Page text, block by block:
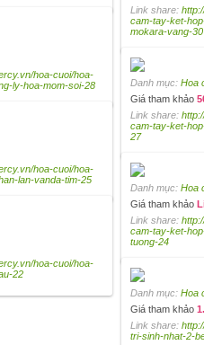
Link share:
cam-tay-ket-
mokara-vang-30
hoa-cuoi/hoa-
ly-hoa-mom-soi-28
Danh mục: Hoa
Giá tham khảo
Link share:
cam-tay-ket-
27
hoa-cuoi/hoa-
lan-vanda-tim-25
Danh mục: Hoa
Giá tham khảo
Link share:
cam-tay-ket-
tuong-24
hoa-cuoi/hoa-
22
Danh mục: Hoa
Giá tham khảo
Link share:
tri-sinh-nhat-2-